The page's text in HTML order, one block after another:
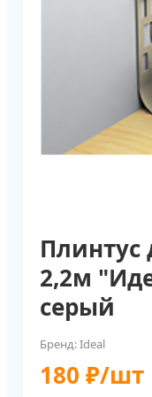
Плинтус
2,2м
серый
Бренд: Ideal
180 ₽/шт